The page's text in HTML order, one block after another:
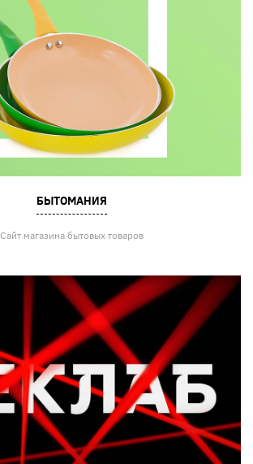
БЫТОМАНИЯ
Сайт магазина бытовых товаров